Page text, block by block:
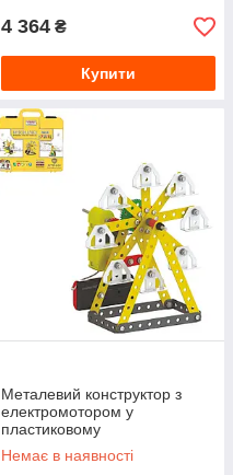
4 364 ₴
Купити
Металевий конструктор з
електромотором у
пластиковому
кейсі"MECHANIX"Атракціони
(205 елм./7 моделей)
Немає в наявності